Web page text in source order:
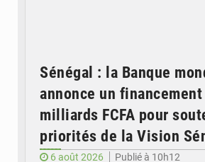
Sénégal : la Banque
annonce un financement
milliards FCFA pour
priorités de la Vision
6 août 2026
Publié à 10h12